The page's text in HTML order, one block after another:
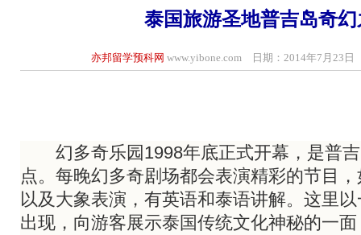
泰国旅游圣地普吉岛奇
亦邦留学预科网 www.yibone.com 日期：2014年7月23
幻多奇乐园1998年底正式开幕，是普吉
点。每晚幻多奇剧场都会表演精彩的节目
以及大象表演，有英语和泰语讲解。这里
出现，向游客展示泰国传统文化神秘的一